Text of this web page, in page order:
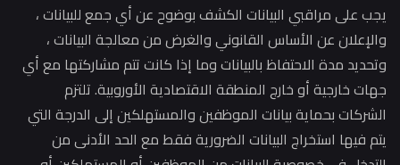
على مراقبي البيانات الكشف بوضوح عن أي جمع للبيانات ،
عن الأساس القانوني والغرض من معالجة البيانات ،
مدة الاحتفاظ بالبيانات وما إذا كانت تتم مشاركتها مع أي
خارجية أو خارج المنطقة الاقتصادية الأوروبية. تلتزم
بحماية بيانات الموظفين والمستهلكين إلى الدرجة التي
فيها استخراج البيانات الضرورية فقط مع الحد الأدنى من